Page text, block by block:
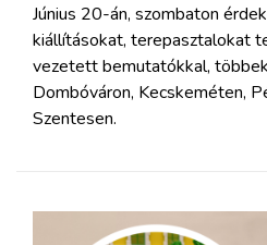
Június 20-án, szombaton
kiállításokat, terepasztalokat
vezetett bemutatókkal,
Dombóváron, Kecskeméten,
Szentesen.